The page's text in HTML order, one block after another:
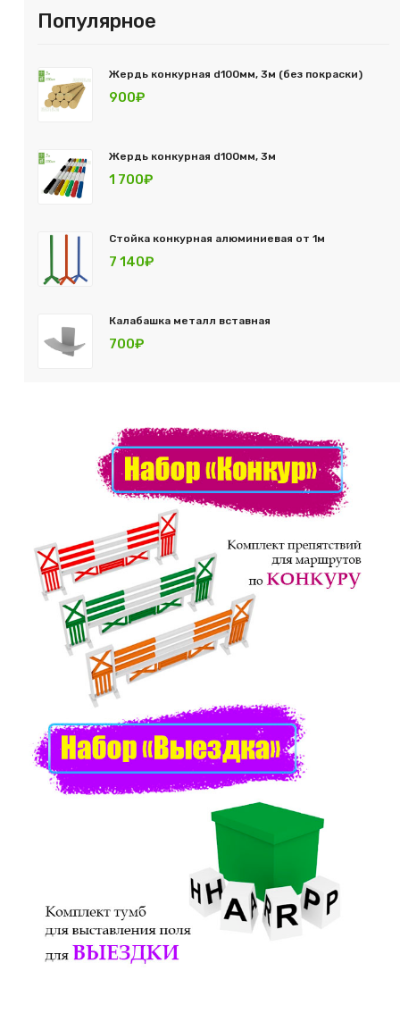
Популярное
Жердь конкурная d100мм, 3м (без покраски)
900₽
Жердь конкурная d100мм, 3м
1 700₽
Стойка конкурная алюминиевая от 1м
7 140₽
Калабашка металл вставная
700₽